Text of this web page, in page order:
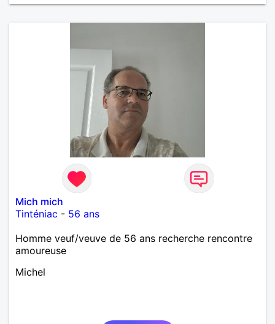
Mich mich
Tinténiac - 56 ans
Homme veuf/veuve de 56 ans recherche rencontre
amoureuse
Michel